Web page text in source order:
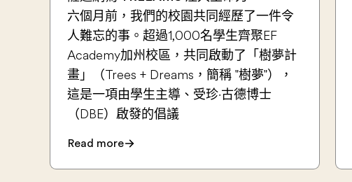
六個月前，我們的校園共同經歷了一件令
人難忘的事。超過1,000名學生齊聚EF
Academy加州校區，共同啟動了「樹夢計
畫」（Trees + Dreams，簡稱 "樹夢"），
這是一項由學生主導、受珍·古德博士
（DBE）啟發的倡議
Read more